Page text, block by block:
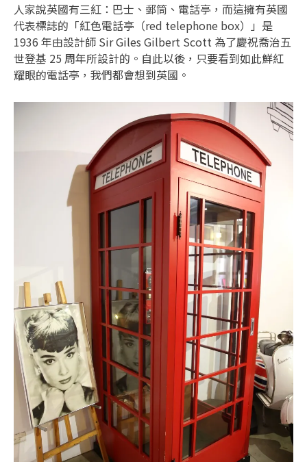
人家說英國有三紅：巴士、郵筒、電話亭，而這擁有英國
代表標誌的「紅色電話亭（red telephone box）」是
1936 年由設計師 Sir Giles Gilbert Scott 為了慶祝喬治五
世登基 25 周年所設計的。自此以後，只要看到如此鮮紅
耀眼的電話亭，我們都會想到英國。